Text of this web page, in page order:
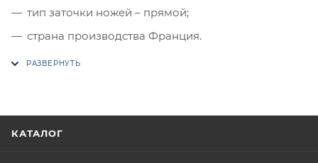
тип заточки ножей – прямой;
страна производства Франция.
КАТАЛОГ